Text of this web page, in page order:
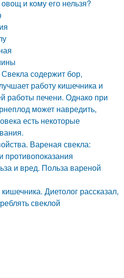
и кому его нельзя?
содержит бор,
работу кишечника и
работы печени. Однако при
может навредить,
есть некоторые
Вареная свекла:
противопоказания
и вред. Польза вареной
Диетолог рассказал,
свеклой